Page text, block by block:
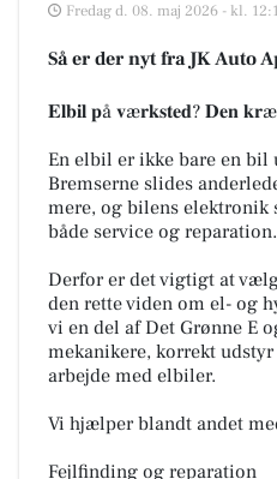
Fredag d. 08. maj 2026 - kl.
Så er der nyt fra JK Auto
𝐄𝐥𝐛𝐢𝐥 𝐩å 𝐯æ𝐫𝐤𝐬𝐭𝐞𝐝? 𝐃𝐞𝐧
En elbil er ikke bare en bil
Bremserne slides
mere, og bilens
både service og reparation.
Derfor er det vigtigt at
den rette viden om el- og
vi en del af Det Grønne E
mekanikere, korrekt
arbejde med elbiler.
Vi hjælper blandt andet
Fejlfinding og reparation